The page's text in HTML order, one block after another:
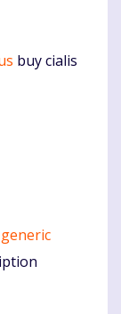
buy cialis